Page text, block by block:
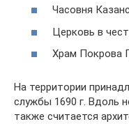
Часовня
Церковь в
Храм Покрова
На территории
службы 1690 г. Вдоль
также считается